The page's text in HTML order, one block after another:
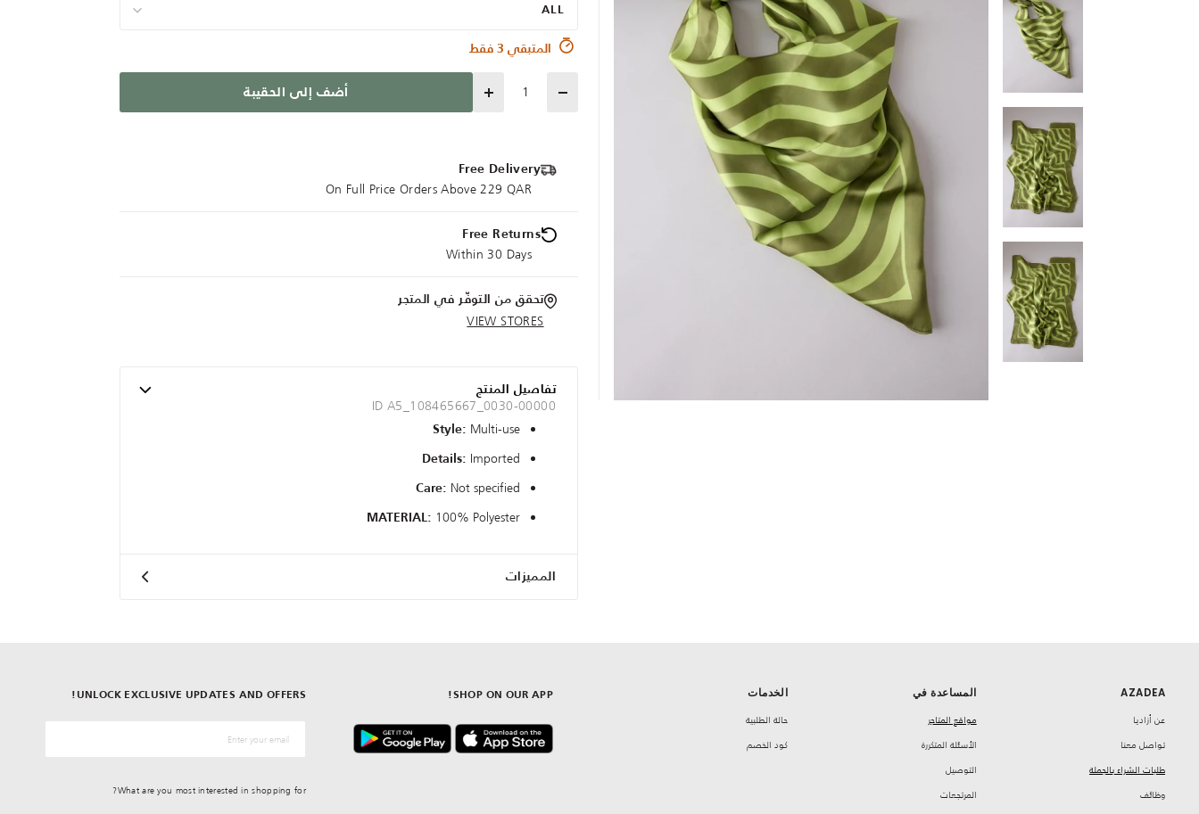
ALL
المتبقي 3 فقط
Quantity أضف إلى الحقيبة
Free Delivery
On Full Price Orders Above 229 QAR
Free Returns
Within 30 Days
تحقق من التوفّر في المتجر
VIEW STORES
تفاصيل المنتج
ID A5_108465667_0030-00000
Style: Multi-use
Details: Imported
Care: Not specified
MATERIAL: 100% Polyester
المميزات
AZADEA
‏عن أزاديا
تواصل معنا
طلبات الشراء بالجملة
‏وظائف
المساعدة في
مواقع المتاجر
‏الأسئلة المتكررة
‏التوصيل
‏المرتجعات
الخدمات
حالة الطلبية
كود الخصم
SHOP ON OUR APP!
UNLOCK EXCLUSIVE UPDATES AND OFFERS!
What are you most interested in shopping for?